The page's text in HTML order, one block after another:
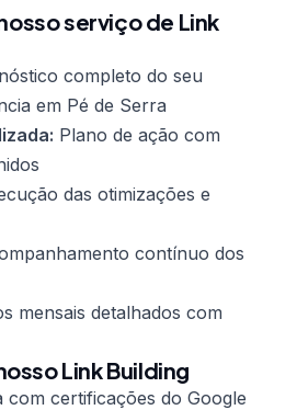
serviço de Link
completo do seu
em Pé de Serra
Plano de ação com
das otimizações e
contínuo dos
mensais detalhados com
Link Building
com certificações do Google